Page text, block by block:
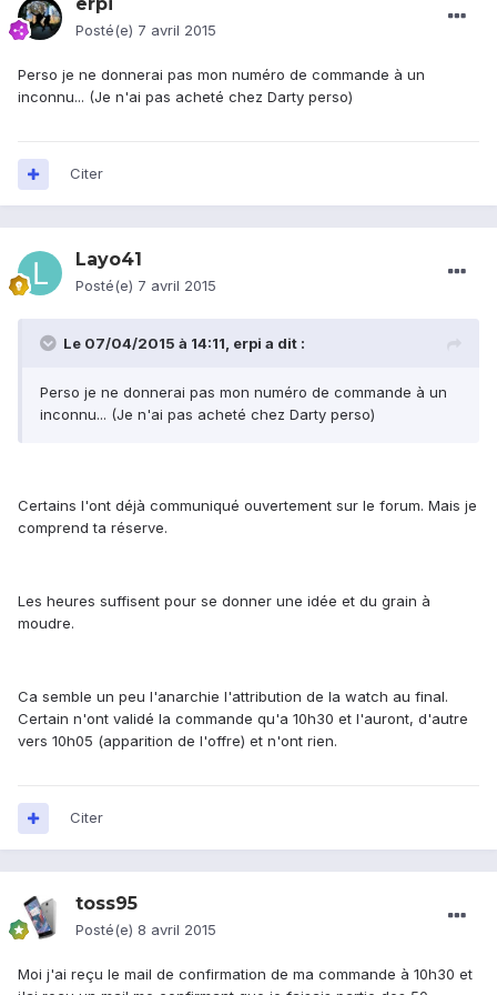
erpi
Posté(e) 7 avril 2015
Perso je ne donnerai pas mon numéro de commande à un
inconnu... (Je n'ai pas acheté chez Darty perso)
Citer
Layo41
Posté(e) 7 avril 2015
Le 07/04/2015 à 14:11, erpi a dit :
Perso je ne donnerai pas mon numéro de commande à un
inconnu... (Je n'ai pas acheté chez Darty perso)
Certains l'ont déjà communiqué ouvertement sur le forum. Mais je
comprend ta réserve.
Les heures suffisent pour se donner une idée et du grain à
moudre.
Ca semble un peu l'anarchie l'attribution de la watch au final.
Certain n'ont validé la commande qu'a 10h30 et l'auront, d'autre
vers 10h05 (apparition de l'offre) et n'ont rien.
Citer
toss95
Posté(e) 8 avril 2015
Moi j'ai reçu le mail de confirmation de ma commande à 10h30 et